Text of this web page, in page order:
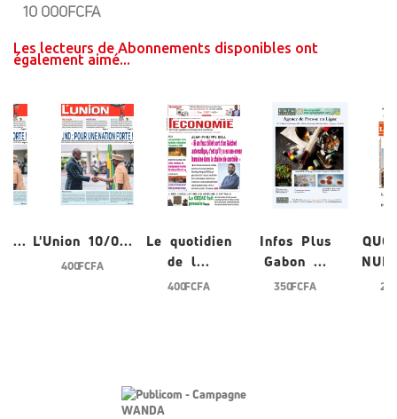
10 000FCFA
Les lecteurs de Abonnements disponibles ont
également aimé...
0... L'Union 10/0...
400 FCFA
Le quotidien
de l...
400 FCFA
Infos Plus
Gabon ...
350 FCFA